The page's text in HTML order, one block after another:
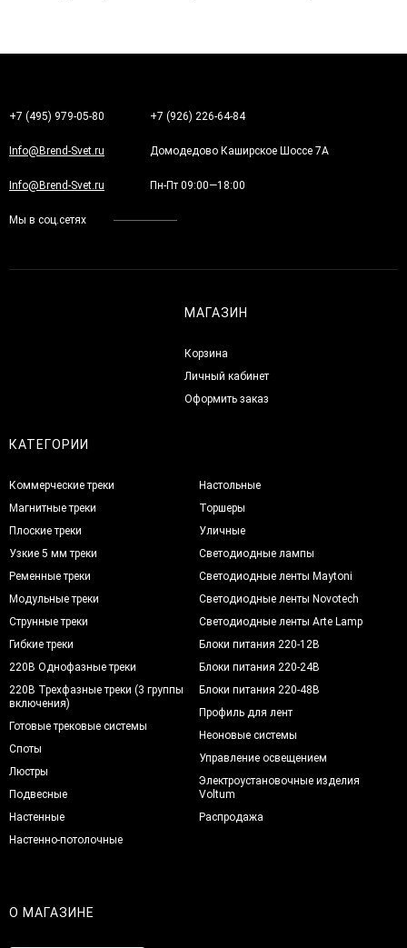
+7 (495) 979-05-80 +7 (926) 226-64-84
Info@Brend-Svet.ru Домодедово Каширское Шоссе 7А
Info@Brend-Svet.ru Пн-Пт 09:00—18:00
Мы в соц.сетях
МАГАЗИН
Корзина
Личный кабинет
Оформить заказ
КАТЕГОРИИ
Коммерческие треки
Магнитные треки
Плоские треки
Узкие 5 мм треки
Ременные треки
Модульные треки
Струнные треки
Гибкие треки
220В Однофазные треки
220В Трехфазные треки (3 группы
включения)
Готовые трековые системы
Споты
Люстры
Подвесные
Настенные
Настенно-потолочные
Настольные
Торшеры
Уличные
Светодиодные лампы
Светодиодные ленты Maytoni
Светодиодные ленты Novotech
Светодиодные ленты Arte Lamp
Блоки питания 220-12В
Блоки питания 220-24В
Блоки питания 220-48В
Профиль для лент
Неоновые системы
Управление освещением
Электроустановочные изделия
Voltum
Распродажа
О МАГАЗИНЕ